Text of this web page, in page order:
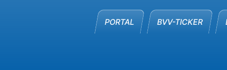
PORTAL BVV-TICKER